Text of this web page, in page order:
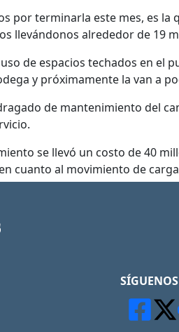
por terminarla este mes, es
llevándonos alrededor de 19
de espacios techados en el
y próximamente la van a
de mantenimiento del
se llevó un costo de 40
cuanto al movimiento de